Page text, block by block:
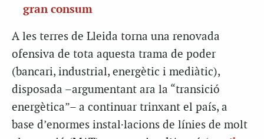
gran consum
A les terres de Lleida torna una renovada
ofensiva de tota aquesta trama de poder
(bancari, industrial, energètic i mediàtic),
disposada –argumentant ara la “transició
energètica”– a continuar trinxant el país, a
base d’enormes instal·lacions de línies de molt